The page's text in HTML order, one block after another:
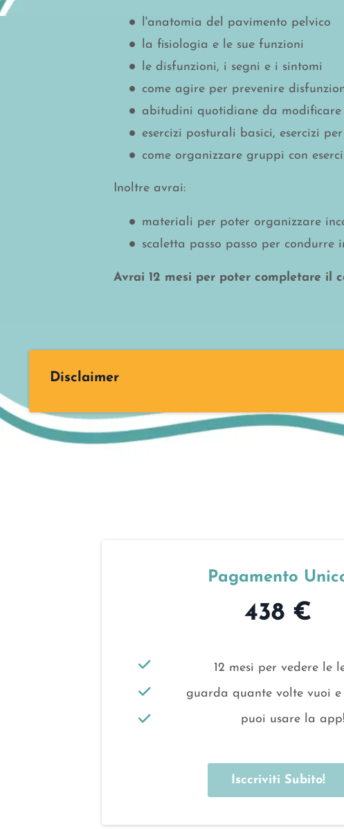
l'anatomia del pavimento pelvico
la fisiologia e le sue funzioni
le disfunzioni, i segni e i sintomi
come agire per prevenire
abitudini quotidiane da modificare
esercizi posturali basici, esercizi
come organizzare gruppi con
Inoltre avrai:
materiali per poter organizzare
scaletta passo passo per condurre
Avrai 12 mesi per poter completare il
Disclaimer
--> si presume la conoscenza dell'anatomia
--> non sarà affrontata la parte teorica della
Pagamento
438 €
12 mesi per vedere le
guarda quante volte vuoi e
puoi usare la app!
Isccriviti Subito!